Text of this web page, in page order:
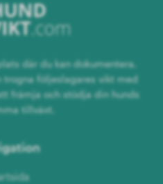
där du kan dokumentera,
följeslagares vikt med
främja och stödja din hunds
tillväxt.